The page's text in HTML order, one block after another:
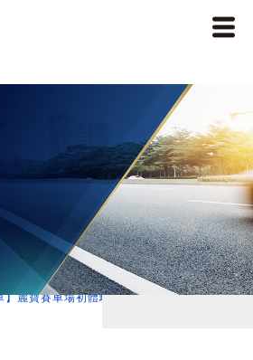
】麗寶賽車場初體驗 第一次開Carrera4S 竟跑